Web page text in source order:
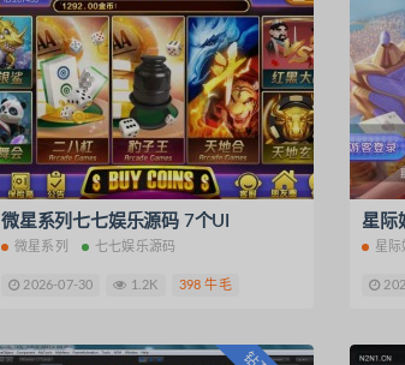
微星系列七七娱乐源码 7个UI
微星系列 七七娱乐源码
2026-07-30 1.2K 398 牛毛
星际